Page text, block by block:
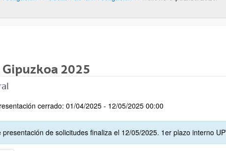
Gipuzkoa 2025
cerrado: 01/04/2025 - 12/05/2025 00:00
presentación de solicitudes finaliza el 12/05/2025. 1er plazo interno